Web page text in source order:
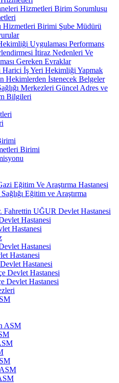
Hizmetleri Birim Sorumlusu
Hizmetleri Birimi Şube Müdürü
Uygulaması Performans
İtiraz Nedenleri Ve
Gereken Evraklar
Harici İş Yeri Hekimliği Yapmak
Hekimlerden İstenecek Belgeler
Merkezleri Güncel Adres ve
Bilgileri
Birimi
Eğitim Ve Araştırma Hastanesi
Eğitim ve Araştırma
Fahrettin UĞUR Devlet Hastanesi
Hastanesi
Hastanesi
Hastanesi
Hastanesi
Hastanesi
Devlet Hastanesi
Devlet Hastanesi
ASM